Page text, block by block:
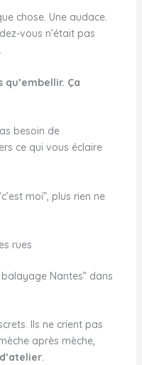
chose. Une audace.
vous n’était pas
Ça
besoin de
ce qui vous éclaire
moi”, plus rien ne
rues
Nantes” dans
Ils ne crient pas
après mèche,
.